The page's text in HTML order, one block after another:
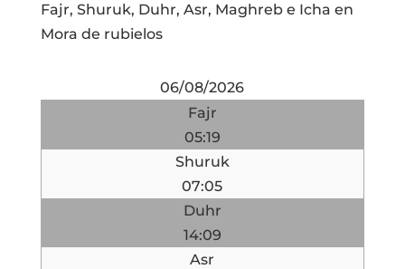
Fajr, Shuruk, Duhr, Asr, Maghreb e Icha en
Mora de rubielos
06/08/2026
Fajr
05:19
Shuruk
07:05
Duhr
14:09
Asr